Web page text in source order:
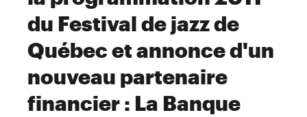
du Festival de jazz de
Québec et annonce d'un
nouveau partenaire
financier : La Banque